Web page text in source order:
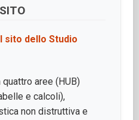
sito dello Studio
aree (HUB)
e calcoli),
non distruttiva e